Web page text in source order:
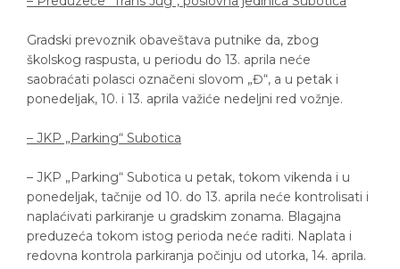
Gradski prevoznik obaveštava putnike da, zbog
školskog raspusta, u periodu do 13. aprila neće
saobraćati polasci označeni slovom „Đ“, a u petak i
ponedeljak, 10. i 13. aprila važiće nedeljni red vožnje.
– JKP „Parking“ Subotica
– JKP „Parking“ Subotica u petak, tokom vikenda i u
ponedeljak, tačnije od 10. do 13. aprila neće kontrolisati i
naplaćivati parkiranje u gradskim zonama. Blagajna
preduzeća tokom istog perioda neće raditi. Naplata i
redovna kontrola parkiranja počinju od utorka, 14. aprila.